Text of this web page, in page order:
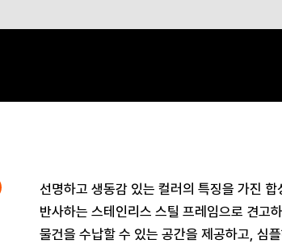
선명하고 생동감 있는 컬러의 특징을 가진
반사하는 스테인리스 스틸 프레임으로 견고
물건을 수납할 수 있는 공간을 제공하고, 심